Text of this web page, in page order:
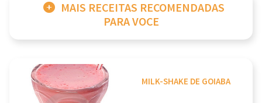
MAIS RECEITAS RECOMENDADAS
PARA VOCE
MILK-SHAKE DE GOIABA